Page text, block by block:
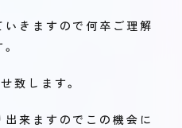
きますので何卒ご理解
致します。
来ますのでこの機会に